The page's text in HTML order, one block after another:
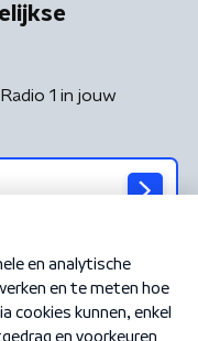
1 in jouw